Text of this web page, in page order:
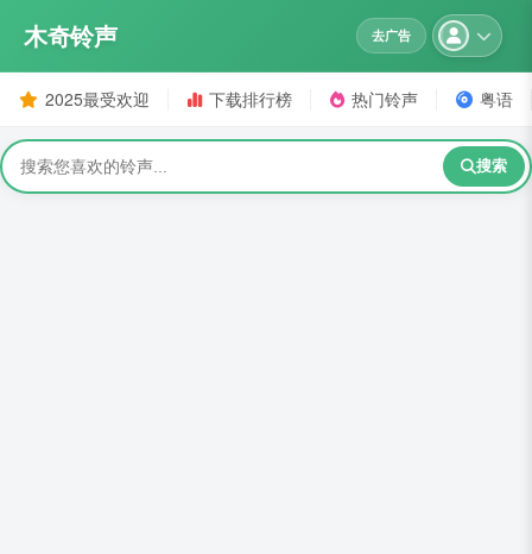
木奇铃声 去广告
2025最受欢迎 下载排行榜 热门铃声 粤语
搜索